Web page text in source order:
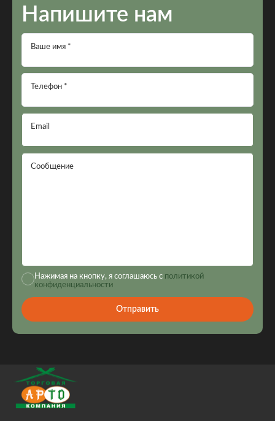
Напишите нам
Ваше имя *
Телефон *
Email
Сообщение
Нажимая на кнопку, я соглашаюсь с политикой
конфиденциальности
Отправить